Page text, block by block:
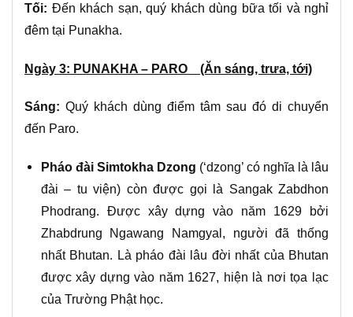
Tối: Đến khách sạn, quý khách dùng bữa tối và nghỉ
đêm tại Punakha.
Ngày 3: PUNAKHA – PARO (Ăn sáng, trưa, tới)
Sáng: Quý khách dùng điểm tâm sau đó di chuyển
đến Paro.
Pháo đài Simtokha Dzong (‘dzong’ có nghĩa là lâu
đài – tu viện) còn được gọi là Sangak Zabdhon
Phodrang. Được xây dựng vào năm 1629 bởi
Zhabdrung Ngawang Namgyal, người đã thống
nhất Bhutan. Là pháo đài lâu đời nhất của Bhutan
được xây dựng vào năm 1627, hiện là nơi tọa lạc
của Trường Phật học.